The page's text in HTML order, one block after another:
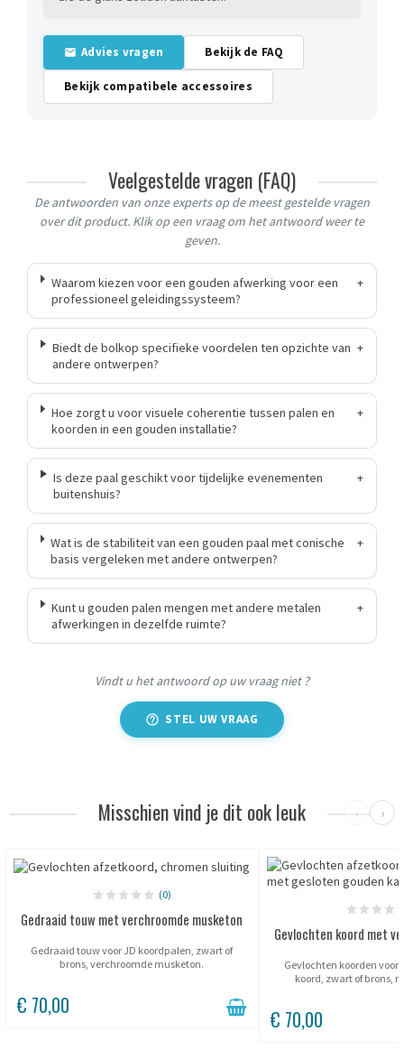
Advies vragen Bekijk de FAQ
Bekijk compatibele accessoires
Veelgestelde vragen (FAQ)
De antwoorden van onze experts op de meest gestelde vragen
over dit product. Klik op een vraag om het antwoord weer te
geven.
Waarom kiezen voor een gouden afwerking voor een
professioneel geleidingssysteem?
+
Biedt de bolkop specifieke voordelen ten opzichte van
andere ontwerpen?
+
Hoe zorgt u voor visuele coherentie tussen palen en
koorden in een gouden installatie?
+
Is deze paal geschikt voor tijdelijke evenementen
buitenshuis?
+
Wat is de stabiliteit van een gouden paal met conische
basis vergeleken met andere ontwerpen?
+
Kunt u gouden palen mengen met andere metalen
afwerkingen in dezelfde ruimte?
+
Vindt u het antwoord op uw vraag niet ?
STEL UW VRAAG
Misschien vind je dit ook leuk ‹ ›
(0)
Gedraaid touw met verchroomde musketon
Gedraaid touw voor JD koordpalen, zwart of
brons, verchroomde musketon.
€ 70,00
Gevlochten koord met
Gevlochten koorden
koord, zwart of brons,
€ 70,00